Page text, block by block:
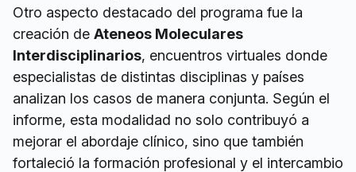
Otro aspecto destacado del programa fue la
creación de Ateneos Moleculares
Interdisciplinarios, encuentros virtuales donde
especialistas de distintas disciplinas y países
analizan los casos de manera conjunta. Según el
informe, esta modalidad no solo contribuyó a
mejorar el abordaje clínico, sino que también
fortaleció la formación profesional y el intercambio